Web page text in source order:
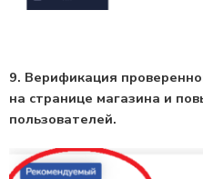
9. Верификация
на странице магазина и
пользователей.